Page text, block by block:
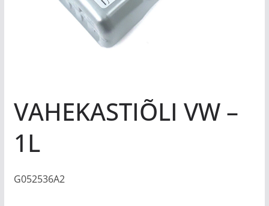
VAHEKASTIÕLI VW –
1L
G052536A2